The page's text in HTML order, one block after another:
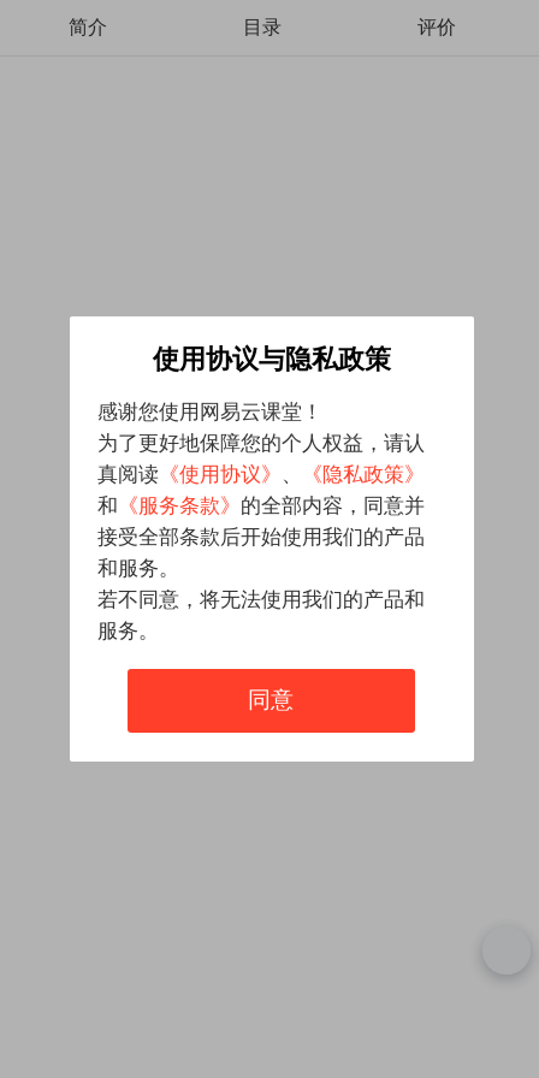
简介 目录 评价
使用协议与隐私政策
感谢您使用网易云课堂！
为了更好地保障您的个人权益，请认
真阅读 《使用协议》 、
《隐私政策》
和 《服务条款》 的全部内容，同意并
接受全部条款后开始使用我们的产品
和服务。
若不同意，将无法使用我们的产品和
服务。
同意